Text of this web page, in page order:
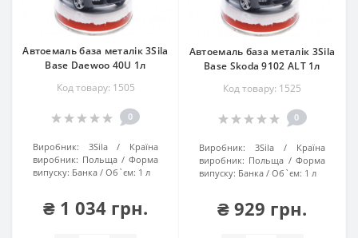
Автоемаль база металік 3Sila
Base Daewoo 40U 1л
Код товару: 1505
0
Виробник: 3Sila
Країна
виробник: Польща
Форма
випуску: Банка Об`єм: 1 л
₴ 1 034 грн.
Автоемаль база металік 3Sila
Base Skoda 9102 ALT 1л
Код товару: 1525
0
Виробник: 3Sila
Країна
виробник: Польща
Форма
випуску: Банка Об`єм: 1 л
₴ 929 грн.